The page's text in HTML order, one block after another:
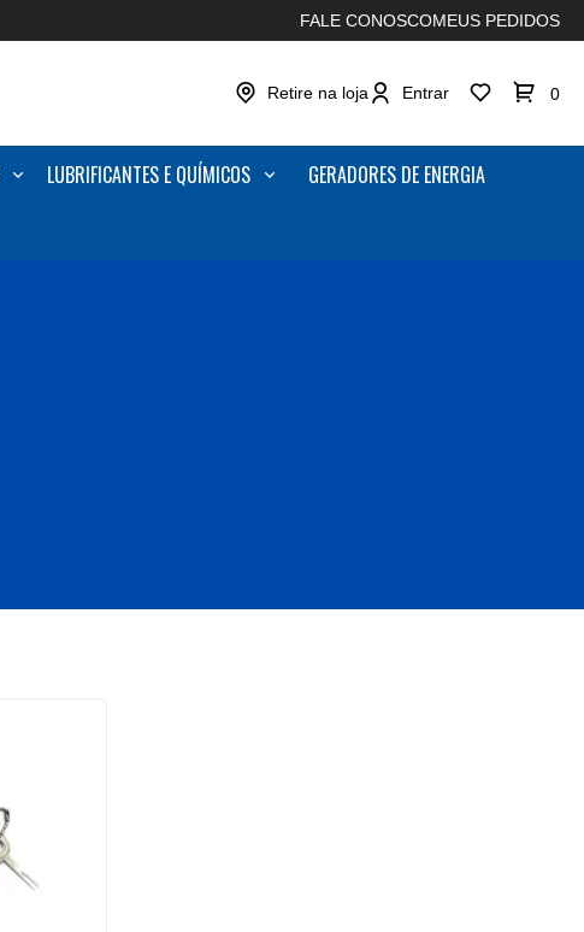
FALE CONOSCOMEUS PEDIDOS
Retire na loja Entrar 0
LUBRIFICANTES E QUÍMICOS GERADORES DE ENERGIA